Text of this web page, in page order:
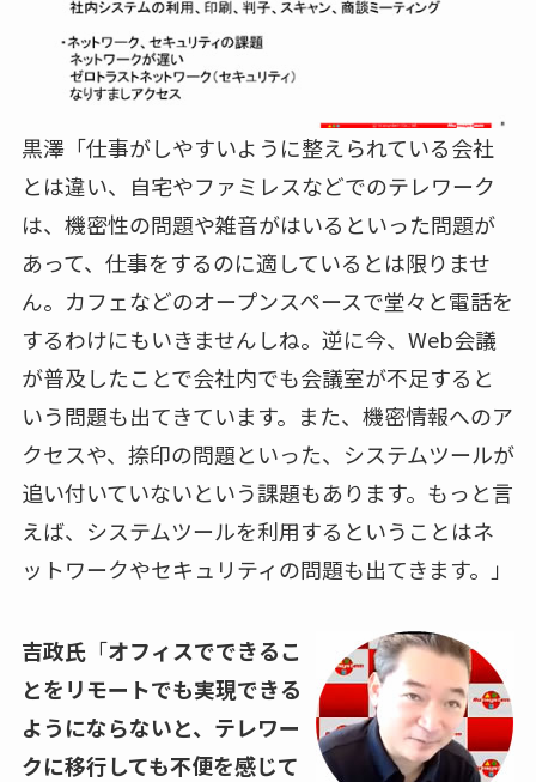
黒澤「仕事がしやすいように整えられている会社
とは違い、自宅やファミレスなどでのテレワーク
は、機密性の問題や雑音がはいるといった問題が
あって、仕事をするのに適しているとは限りませ
ん。カフェなどのオープンスペースで堂々と電話を
するわけにもいきませんしね。逆に今、 Web会議
が普及したことで会社内でも会議室が不足すると
いう問題も出てきています。また、機密情報へのア
クセスや、捺印の問題といった、システムツールが
追い付いていないという課題もあります。もっと言
えば、システムツールを利用するということはネ
ットワークやセキュリティの問題も出てきます。」
吉政氏「オフィスでできるこ
とをリモートでも実現できる
ようにならないと、テレワー
クに移行しても不便を感じて